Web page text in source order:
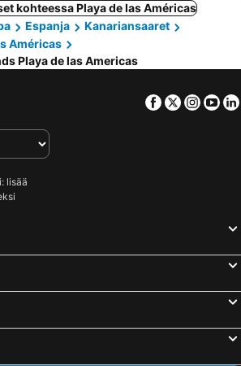
kohteessa Playa de las Américas
Espanja
Kanariansaaret
Américas
Playa de las Americas
Facebook
Twitter
lisää